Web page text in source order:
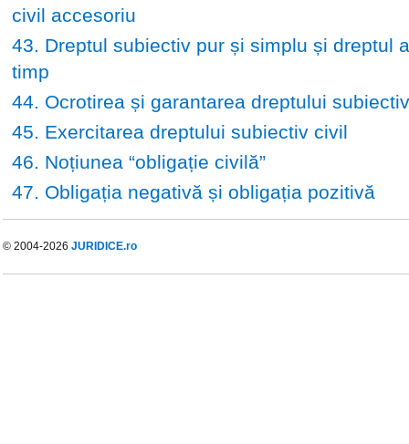
civil accesoriu
43. Dreptul subiectiv pur și simplu și dreptul
timp
44. Ocrotirea și garantarea dreptului
45. Exercitarea dreptului subiectiv civil
46. Noțiunea “obligație civilă”
47. Obligația negativă și obligația pozitivă
© 2004-2026 JURIDICE.ro